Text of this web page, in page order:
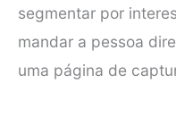
segmentar por
mandar a pessoa
uma página de